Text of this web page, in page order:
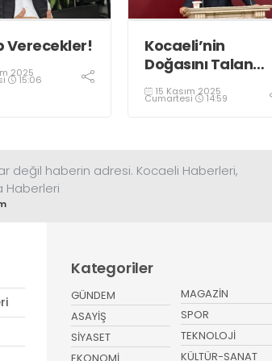
Verecekler!
2025
15:06
Kocaeli’nin
Doğasını Talan
Ettirmeyeceğiz! Bu
Bakanlık Çevreyi
15 Kasım 2025
Cumartesi 14:59
değil haberin adresi. Kocaeli Haberleri,
Haberleri
Kategoriler
GÜNDEM
ASAYİŞ
SİYASET
MAGAZİN
SPOR
TEKNOLOJİ
KÜLTÜR-SANAT